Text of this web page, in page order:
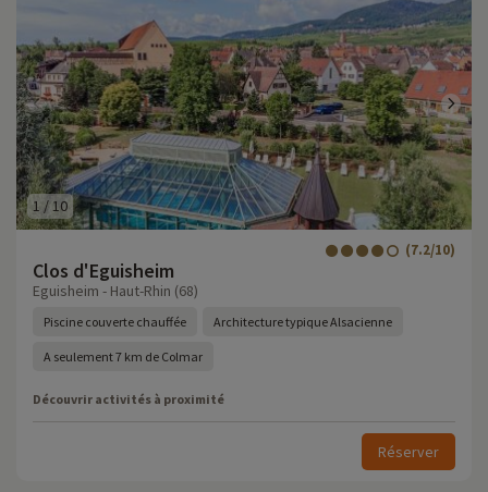
1 / 10
Clos d'Eguisheim
(7.2/10)
Eguisheim - Haut-Rhin (68)
Piscine couverte chauffée Architecture typique Alsacienne
A seulement 7 km de Colmar
Découvrir activités à proximité
Réserver